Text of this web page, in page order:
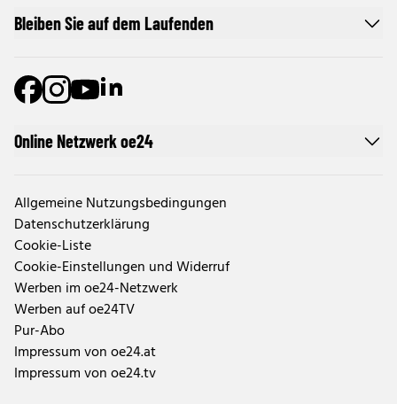
Online Netzwerk oe24
Allgemeine Nutzungsbedingungen
Datenschutzerklärung
Cookie-Liste
Cookie-Einstellungen und Widerruf
Werben im oe24-Netzwerk
Werben auf oe24TV
Pur-Abo
Impressum von oe24.at
Impressum von oe24.tv
Bleiben Sie auf dem Laufenden